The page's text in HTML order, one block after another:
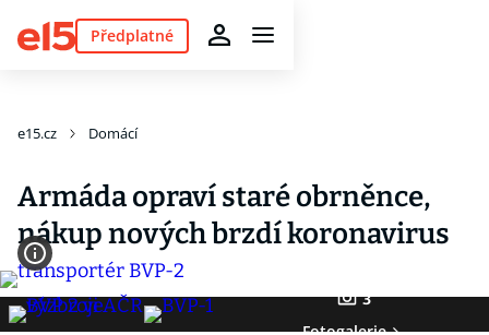
Předplatné
e15.cz Domácí
Armáda opraví staré obrněnce,
nákup nových brzdí koronavirus
3